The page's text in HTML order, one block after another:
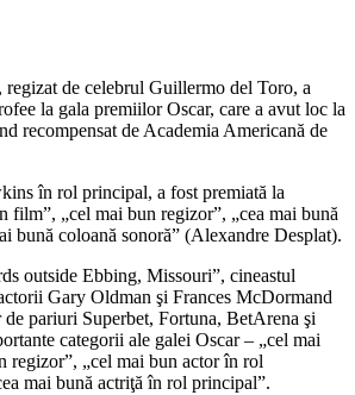
regizat de celebrul Guillermo del Toro, a
la gala premiilor Oscar, care a avut loc la
recompensat de Academia Americană de
în rol principal, a fost premiată la
film”, „cel mai bun regizor”, „cea mai bună
bună coloană sonoră” (Alexandre Desplat).
outside Ebbing, Missouri”, cineastul
Gary Oldman şi Frances McDormand
pariuri Superbet, Fortuna, BetArena şi
categorii ale galei Oscar – „cel mai
regizor”, „cel mai bun actor în rol
mai bună actriţă în rol principal”.